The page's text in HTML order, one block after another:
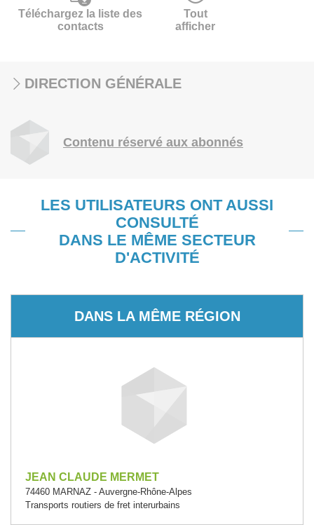
Téléchargez la liste des
contacts
Tout
afficher
DIRECTION GÉNÉRALE
Contenu réservé aux abonnés
LES UTILISATEURS ONT AUSSI
CONSULTÉ
DANS LE MÊME SECTEUR
D'ACTIVITÉ
DANS LA MÊME RÉGION
JEAN CLAUDE MERMET
74460 MARNAZ - Auvergne-Rhône-Alpes
Transports routiers de fret interurbains